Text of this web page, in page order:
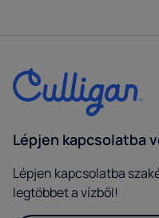
Lépjen kapcsolatba
Lépjen kapcsolatba
legtöbbet a vízből!